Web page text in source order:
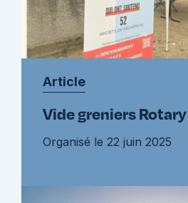
Article
Vide greniers
Organisé le 22 juin 2025